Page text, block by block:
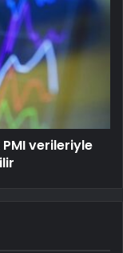
PMI verileriyle